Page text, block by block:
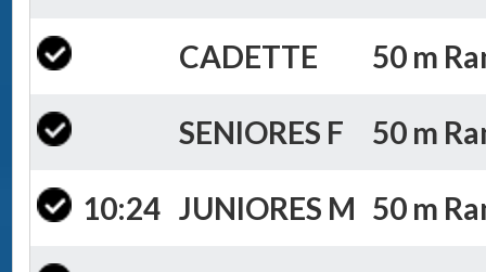
CADETTE 50 m
SENIORES F 50 m
10:24 JUNIORES M 50 m